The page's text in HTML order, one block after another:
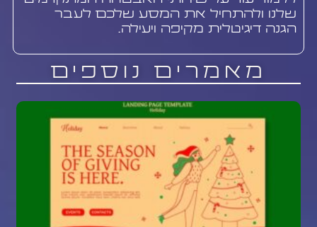
שלנו ולהתחיל את המסע שלכם לעבר
הגנה דיגיטלית מקיפה ויעילה.
מאמרים נוספים